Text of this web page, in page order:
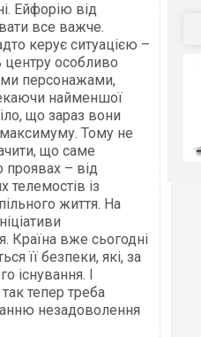
Ейфорію від
все важче.
керує ситуацією –
центру особливо
персонажами,
найменшої
що зараз вони
Тому не
що саме
– від
телемостів із
життя. На
Країна вже сьогодні
її безпеки, які, за
існування. І
тепер треба
незадоволення